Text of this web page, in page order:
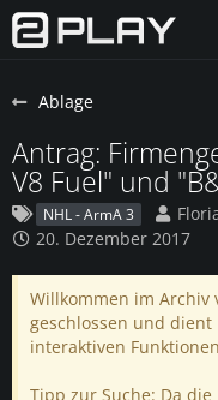
Ablage
Antrag:
V8 Fuel" und
NHL - ArmA 3
20. Dezember 2017
Willkommen im Archiv
geschlossen und dient
interaktiven
Tipp zur Suche: Da